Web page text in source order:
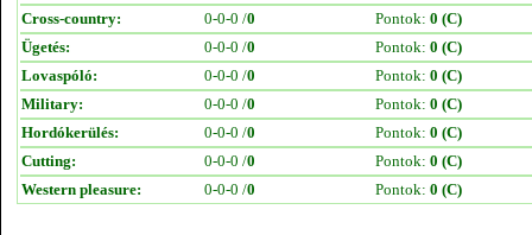
Cross-country:
0-0-0 /0 Pontok: 0 (C)
Ügetés:
0-0-0 /0 Pontok: 0 (C)
Lovaspóló:
0-0-0 /0 Pontok: 0 (C)
Military:
0-0-0 /0 Pontok: 0 (C)
Hordókerülés:
0-0-0 /0 Pontok: 0 (C)
Cutting:
0-0-0 /0 Pontok: 0 (C)
Western pleasure:
0-0-0 /0 Pontok: 0 (C)